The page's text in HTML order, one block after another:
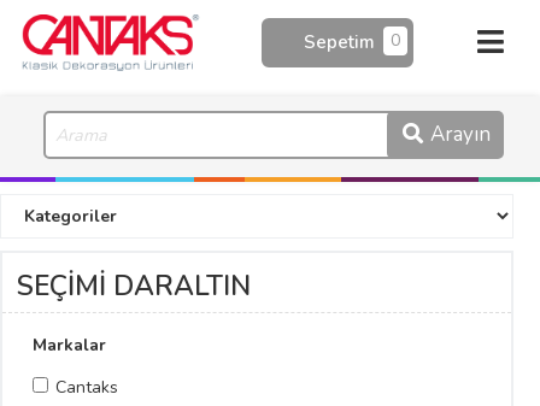
0
Sepetim
Arayın
SEÇİMİ DARALTIN
Markalar
Cantaks